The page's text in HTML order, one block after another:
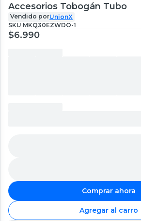
Accesorios Tobogán Tubo
Vendido porUnionX
SKU MKQ30EZWDO-1
$6.990
Comprar ahora
Agregar al carro